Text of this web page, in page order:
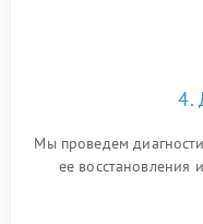
4.
Мы проведем
ее восстановления